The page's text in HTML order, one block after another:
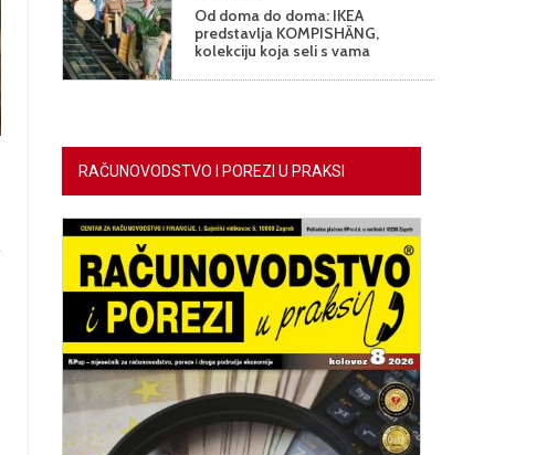
Od doma do doma: IKEA
predstavlja KOMPISHÄNG,
kolekciju koja seli s vama
RAČUNOVODSTVO I POREZI U PRAKSI